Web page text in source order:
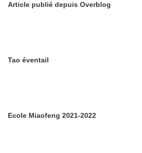
Article publié depuis Overblog
Tao éventail
Ecole Miaofeng 2021-2022